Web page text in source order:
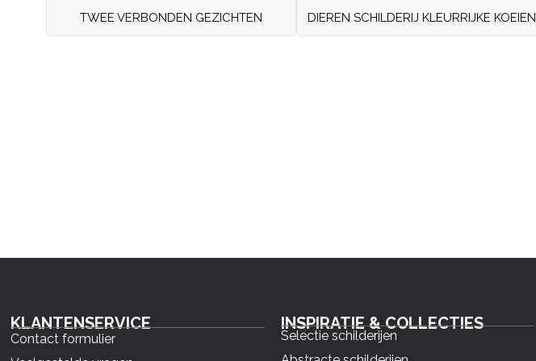
TWEE VERBONDEN GEZICHTEN DIEREN SCHILDERIJ KLEURRIJKE KOEIEN
KLANTENSERVICE
Contact formulier
INSPIRATIE & COLLECTIES
Selectie schilderijen